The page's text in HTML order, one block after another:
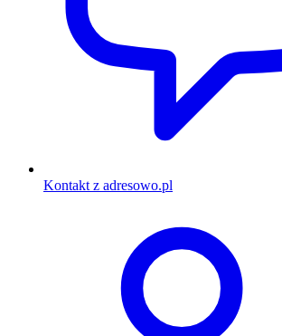
Kontakt z adresowo.pl